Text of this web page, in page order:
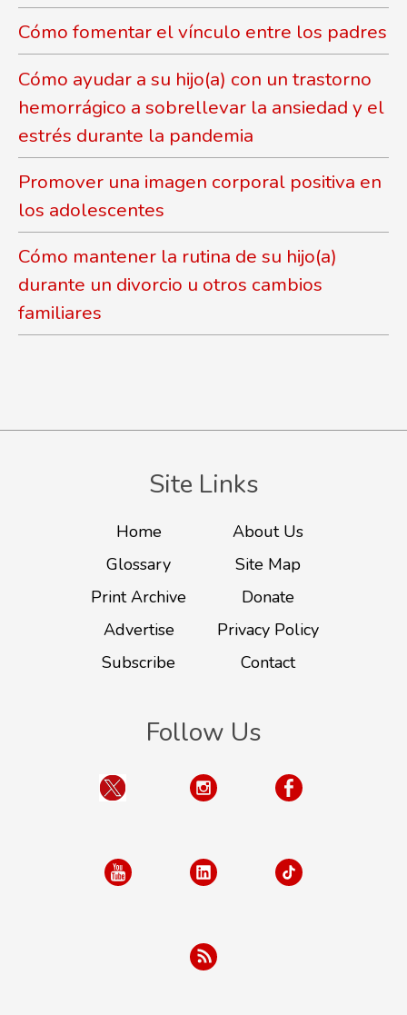
Cómo fomentar el vínculo entre los padres
Cómo ayudar a su hijo(a) con un trastorno
hemorrágico a sobrellevar la ansiedad y el
estrés durante la pandemia
Promover una imagen corporal positiva en
los adolescentes
Cómo mantener la rutina de su hijo(a)
durante un divorcio u otros cambios
familiares
Site Links
Home
About Us
Glossary
Site Map
Print Archive
Donate
Advertise
Privacy Policy
Subscribe
Contact
Follow Us